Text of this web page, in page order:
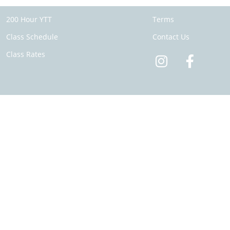
200 Hour YTT
Class Schedule
Class Rates
Terms
Contact Us